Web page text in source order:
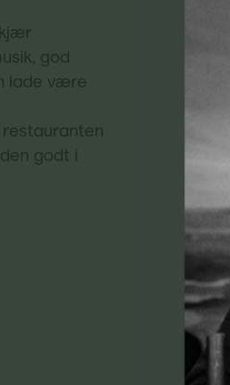
god
lade være
restauranten
godt i